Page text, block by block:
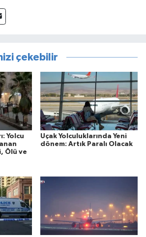
çekebilir
Yolcu
Ölü ve
Uçak Yolculuklarında Yeni
dönem: Artık Paralı Olacak